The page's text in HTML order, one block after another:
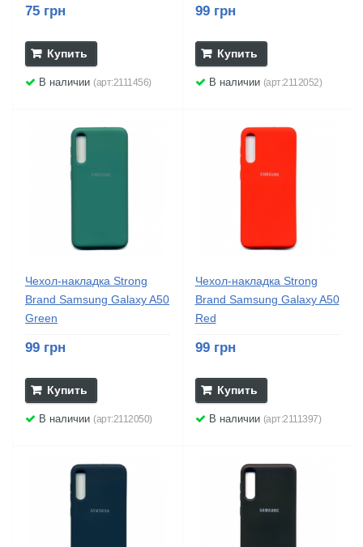
75 грн
Купить
В наличии (арт:2111456)
99 грн
Купить
В наличии (арт:2112052)
Чехол-накладка Strong
Brand Samsung Galaxy A50
Green
99 грн
Купить
В наличии (арт:2112050)
Чехол-накладка Strong
Brand Samsung Galaxy A50
Red
99 грн
Купить
В наличии (арт:2111397)